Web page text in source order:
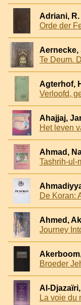
Adriani,
Aernecke,
Agterhof,
Verloofd,
Ahajjaj,
Ahmad,
De Koran:
Ahmed,